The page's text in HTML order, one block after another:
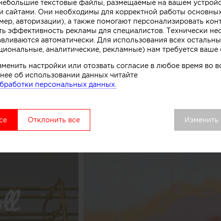
стойки лежит образ емкости с несколькими
Технически замысел был реализован при помощи
бетона. Логотип магазина мороженого
символизирующих систему охлаждения в автоматах
точки выделяется среди других объектов
сосредоточить внимание покупателей как на
процессе, в основе которого перемешивание слоев
рассказывают авторы этого небольшого
текстовые файлы, размещаемые на вашем
сайтами. Они необходимы для корректной работы
авторизации), а также помогают персонализировать
эффективность рекламы для специалистов. Технически
автоматически. Для использования всех
аналитические, рекламные) нам требуется ваше
настройки или отозвать согласие в любое время во
об использовании данных читайте
персональных данных.
Отклонить все Изменить